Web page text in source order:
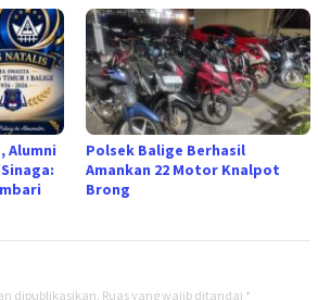
Alumni
Polsek Balige Berhasil
Amankan 22 Motor Knalpot
Brong
dipublikasikan. Ruas yang wajib ditandai *